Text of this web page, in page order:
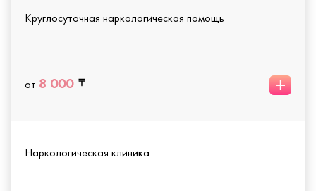
Круглосуточная наркологическая помощь
от 8 000 +
Наркологическая клиника